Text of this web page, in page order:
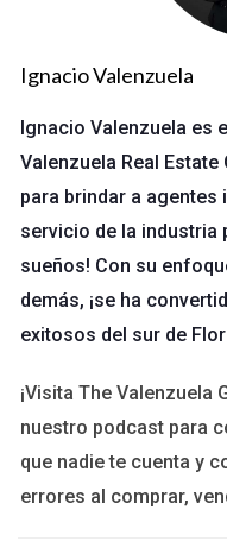
Mayor
puede enfocarse
marketing,
trabajando en una
Apoyo emocional:
sistema de apoyo
momentos difíciles.
Mejor atención al
un servicio más
una mayor
Innovación
nuevas ideas y
Estudios de
Caso 1: El Equipo
Ignacio Valenzuela
Ignacio Valenzuela es
Valenzuela Real Estate
para brindar a
servicio de la industria
sueños! Con su
demás, ¡se ha
exitosos del sur de
¡Visita The Valenzuela
nuestro podcast para
que nadie te cuenta y
errores al comprar,